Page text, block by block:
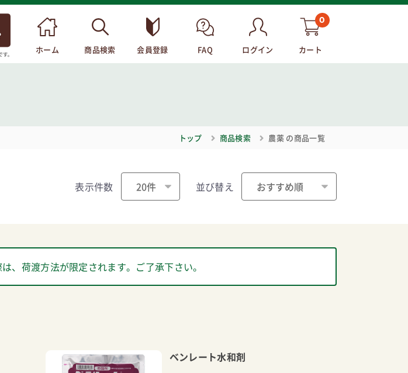
ホーム 商品検索 会員登録 FAQ ログイン
0
カート
トップ 商品検索 農薬 の商品一覧
表示件数 並び替え
、荷渡方法が限定されます。ご了承下さい。
ベンレート水和剤